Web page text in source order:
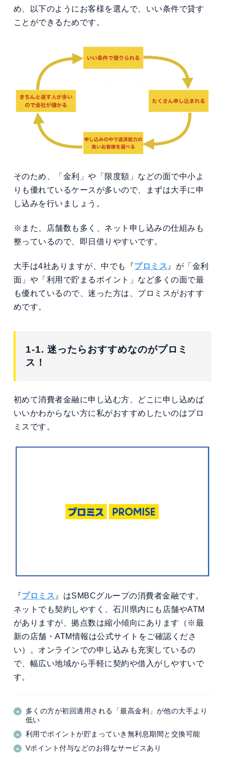
め、以下のようにお客様を選んで、いい条件で貸す
ことができるためです。
そのため、「金利」や「限度額」などの面で中小よ
りも優れているケースが多いので、まずは大手に申
し込みを行いましょう。
※また、店舗数も多く、ネット申し込みの仕組みも
整っているので、即日借りやすいです。
大手は4社ありますが、中でも『プロミス 』が「金利
面」や「利用で貯まるポイント」など多くの面で最
も優れているので、迷った方は、プロミスがおすす
めです。
1-1. 迷ったらおすすめなのがプロミ
ス！
初めて消費者金融に申し込む方、どこに申し込めば
いいかわからない方に私がおすすめしたいのはプロ
ミスです。
『プロミス 』はSMBCグループの消費者金融です。
ネットでも契約しやすく、石川県内にも店舗やATM
がありますが、拠点数は縮小傾向にあります（※最
新の店舗・ATM情報は公式サイトをご確認くださ
い）。オンラインでの申し込みも充実しているの
で、幅広い地域から手軽に契約や借入がしやすいで
す。
多くの方が初回適用される「最高金利」が他の大手より
低い
利用でポイントが貯まっていき無利息期間と交換可能
Vポイント付与などのお得なサービスあり